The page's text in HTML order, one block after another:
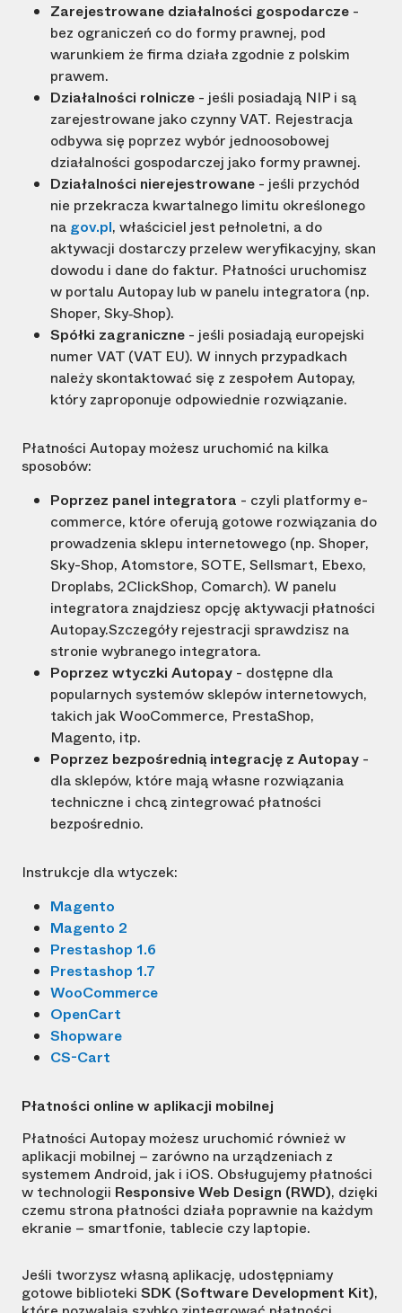
Zarejestrowane działalności gospodarcze -
bez ograniczeń co do formy prawnej, pod
warunkiem że firma działa zgodnie z polskim
prawem.
Działalności rolnicze - jeśli posiadają NIP i są
zarejestrowane jako czynny VAT. Rejestracja
odbywa się poprzez wybór jednoosobowej
działalności gospodarczej jako formy prawnej.
Działalności nierejestrowane - jeśli przychód
nie przekracza kwartalnego limitu określonego
na gov.pl, właściciel jest pełnoletni, a do
aktywacji dostarczy przelew weryfikacyjny, skan
dowodu i dane do faktur. Płatności uruchomisz
w portalu Autopay lub w panelu integratora (np.
Shoper, Sky‑Shop).
Spółki zagraniczne - jeśli posiadają europejski
numer VAT (VAT EU). W innych przypadkach
należy skontaktować się z zespołem Autopay,
który zaproponuje odpowiednie rozwiązanie.
Płatności Autopay możesz uruchomić na kilka
sposobów:
Poprzez panel integratora - czyli platformy e-
commerce, które oferują gotowe rozwiązania do
prowadzenia sklepu internetowego (np. Shoper,
Sky-Shop, Atomstore, SOTE, Sellsmart, Ebexo,
Droplabs, 2ClickShop, Comarch). W panelu
integratora znajdziesz opcję aktywacji płatności
Autopay.Szczegóły rejestracji sprawdzisz na
stronie wybranego integratora.
Poprzez wtyczki Autopay - dostępne dla
popularnych systemów sklepów internetowych,
takich jak WooCommerce, PrestaShop,
Magento, itp.
Poprzez bezpośrednią integrację z Autopay -
dla sklepów, które mają własne rozwiązania
techniczne i chcą zintegrować płatności
bezpośrednio.
Instrukcje dla wtyczek:
Magento
Magento 2
Prestashop 1.6
Prestashop 1.7
WooCommerce
OpenCart
Shopware
CS-Cart
Płatności online w aplikacji mobilnej
Płatności Autopay możesz uruchomić również w
aplikacji mobilnej – zarówno na urządzeniach z
systemem Android, jak i iOS. Obsługujemy płatności
w technologii Responsive Web Design (RWD), dzięki
czemu strona płatności działa poprawnie na każdym
ekranie – smartfonie, tablecie czy laptopie.
Jeśli tworzysz własną aplikację, udostępniamy
gotowe biblioteki SDK (Software Development Kit),